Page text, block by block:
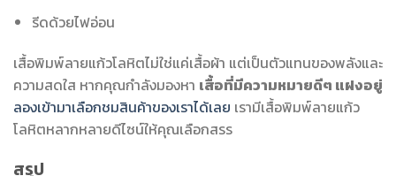
รีดด้วยไฟอ่อน
เสื้อพิมพ์ลายแก้วโลหิตไม่ใช่แค่เสื้อผ้า แต่เป็นตัวแทนของพลังและ
ความสดใส หากคุณกำลังมองหา เสื้อที่มีความหมายดีๆ แฝงอยู่
ลองเข้ามาเลือกชมสินค้าของเราได้เลย เรามีเสื้อพิมพ์ลายแก้ว
โลหิตหลากหลายดีไซน์ให้คุณเลือกสรร
สรุป